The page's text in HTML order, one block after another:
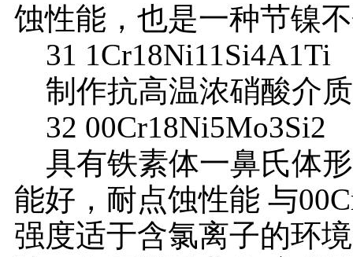
蚀性能，也是一种节镍
31 1Cr18Ni11Si4A1Ti
制作抗高温浓硝酸介
32 00Cr18Ni5Mo3Si2
具有铁素体一鼻氏体
能好，耐点蚀性能 与
强度适于含氯离子的环